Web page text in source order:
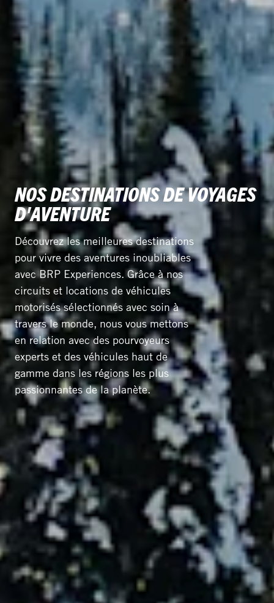
NOS DESTINATIONS DE VOYAGES
D'AVENTURE
Découvrez les meilleures destinations
pour vivre des aventures inoubliables
avec BRP Experiences. Grâce à nos
circuits et locations de véhicules
motorisés sélectionnés avec soin à
travers le monde, nous vous mettons
en relation avec des pourvoyeurs
experts et des véhicules haut de
gamme dans les régions les plus
passionnantes de la planète.